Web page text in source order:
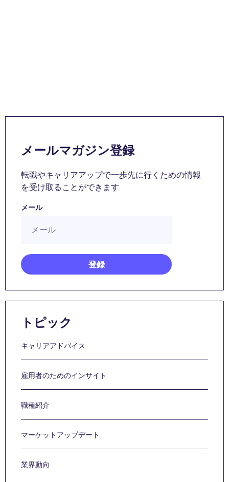
メールマガジン登録
転職やキャリアアップで一歩先に行くための情報
を受け取ることができます
メール
トピック
キャリアアドバイス
雇用者のためのインサイト
職種紹介
マーケットアップデート
業界動向